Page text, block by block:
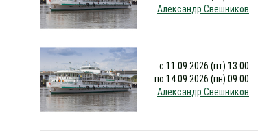
Александр Свешников
с 11.09.2026 (пт) 13:00
по 14.09.2026 (пн) 09:00
Александр Свешников